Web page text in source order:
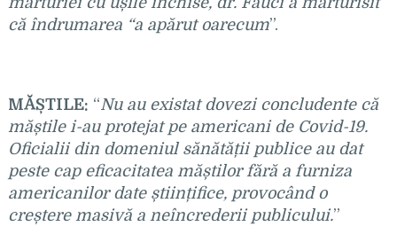
că îndrumarea “a apărut oarecum”.
MĂȘTILE: “Nu au existat dovezi concludente că
măștile i-au protejat pe americani de Covid-19.
Oficialii din domeniul sănătății publice au dat
peste cap eficacitatea măștilor fără a furniza
americanilor date științifice, provocând o
creștere masivă a neîncrederii publicului.”